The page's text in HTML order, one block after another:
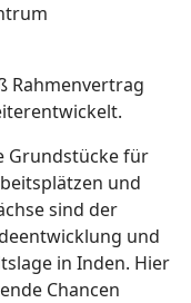
Rahmenvertrag
Grundstücke für
und
sind der
und
in Inden. Hier
Chancen